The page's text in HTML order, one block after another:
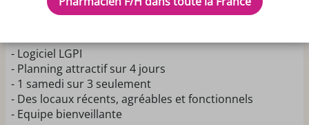
possible :
- Logiciel LGPI
- Planning attractif sur 4 jours
- 1 samedi sur 3 seulement
- Des locaux récents, agréables et fonctionnels
- Equipe bienveillante